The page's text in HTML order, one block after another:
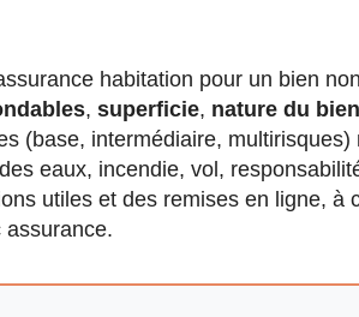
habitation pour un bien
, superficie, nature du bien
(base, intermédiaire, multirisques)
eaux, incendie, vol,
utiles et des remises en ligne, à